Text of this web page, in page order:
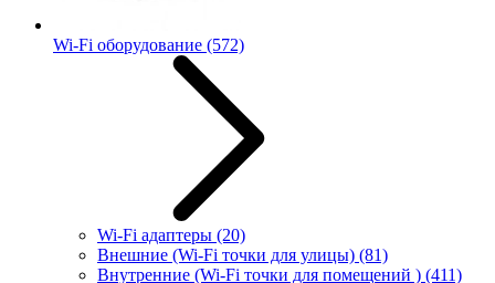
Wi-Fi оборудование (572)
Wi-Fi адаптеры (20)
Внешние (Wi-Fi точки для улицы) (81)
Внутренние (Wi-Fi точки для помещений ) (411)